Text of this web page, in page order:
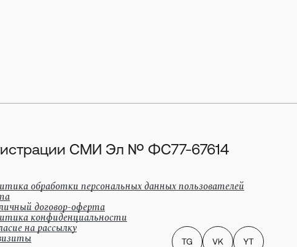
СМИ Эл № ФС77-67614
обработки персональных данных пользователей
договор-оферта
конфиденциальности
на рассылку